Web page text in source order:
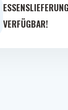
ESSENSLIEFERUNG
VERFÜGBAR!